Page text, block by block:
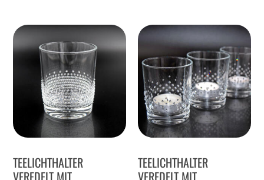
TEELICHTHALTER
VEREDELT MIT
TEELICHTHALTER
VEREDELT MIT